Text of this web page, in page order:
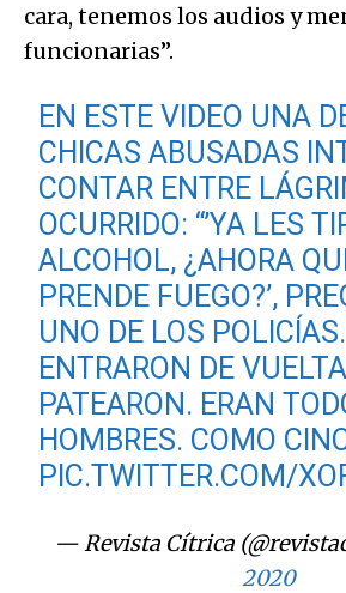
cara, tenemos los audios y
funcionarias”.
EN ESTE VIDEO UNA
CHICAS ABUSADAS
CONTAR ENTRE
OCURRIDO: “’YA LES
ALCOHOL, ¿AHORA
PRENDE FUEGO?’,
UNO DE LOS
ENTRARON DE
PATEARON. ERAN
HOMBRES. COMO
PIC.TWITTER.COM/
— Revista Cítrica
2020